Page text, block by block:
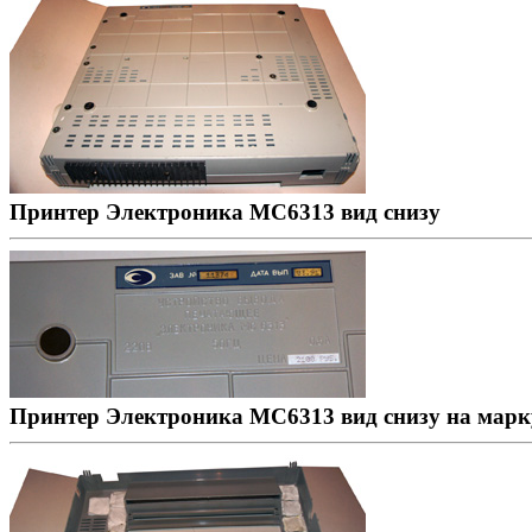
Принтер Электроника МС6313 вид снизу
Принтер Электроника МС6313 вид снизу на